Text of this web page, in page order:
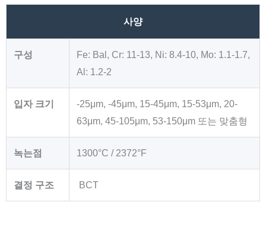
사양
구성
Fe: Bal, Cr: 11-13, Ni: 8.4-10, Mo: 1.1-1.7,
Al: 1.2-2
입자 크기
-25μm, -45μm, 15-45μm, 15-53μm, 20-
63μm, 45-105μm, 53-150μm 또는 맞춤형
녹는점 1300°C / 2372°F
결정 구조 BCT